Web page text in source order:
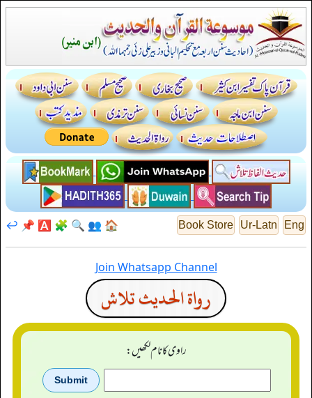
Eng
Ur-Latn
Book Store
🏠
👥
🔍
🧩
🅰️
📌
↩️
Join Whatsapp Channel
رواة الحديث تلاش
راوی کا نام لکھیں: